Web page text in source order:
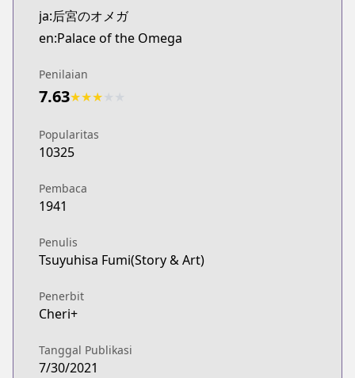
ja:后宮のオメガ
en:Palace of the Omega
Penilaian
7.63★★★
Popularitas
10325
Pembaca
1941
Penulis
Tsuyuhisa Fumi(Story & Art)
Penerbit
Cheri+
Tanggal Publikasi
7/30/2021